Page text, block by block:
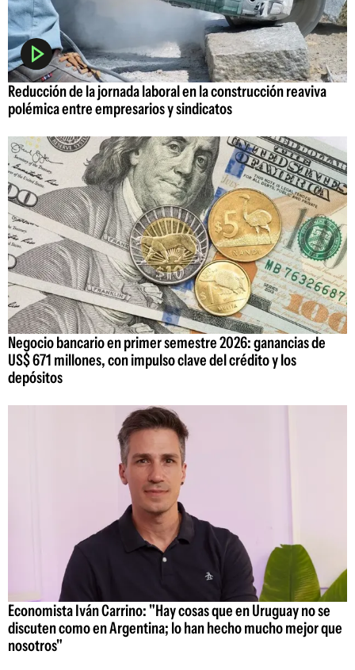
Reducción de la jornada laboral en la construcción reaviva
polémica entre empresarios y sindicatos
Negocio bancario en primer semestre 2026: ganancias de
US$ 671 millones, con impulso clave del crédito y los
depósitos
Economista Iván Carrino: "Hay cosas que en Uruguay no se
discuten como en Argentina; lo han hecho mucho mejor que
nosotros"